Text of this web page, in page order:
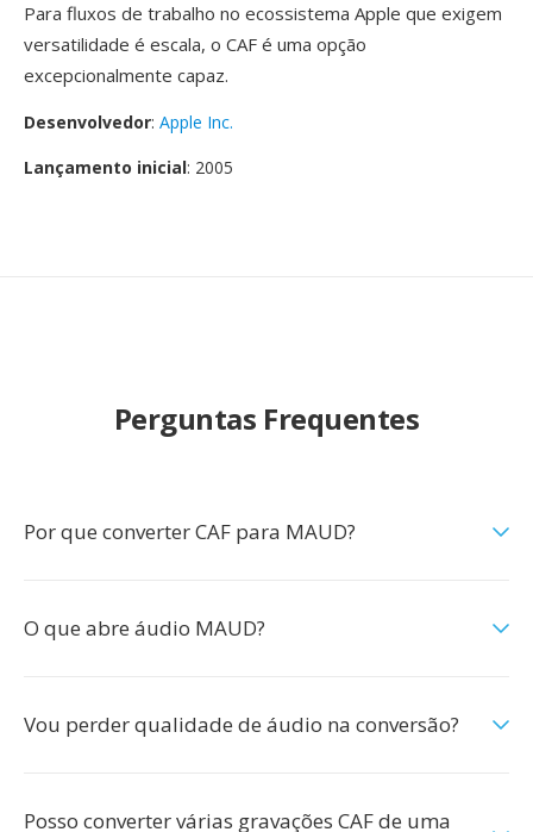
Para fluxos de trabalho no ecossistema Apple que exigem
versatilidade é escala, o CAF é uma opção
excepcionalmente capaz.
Desenvolvedor: Apple Inc.
Lançamento inicial: 2005
Perguntas Frequentes
Por que converter CAF para MAUD?
O que abre áudio MAUD?
Vou perder qualidade de áudio na conversão?
Posso converter várias gravações CAF de uma